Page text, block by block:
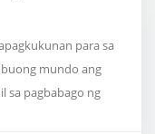
para sa
mundo ang
sa pagbabago ng